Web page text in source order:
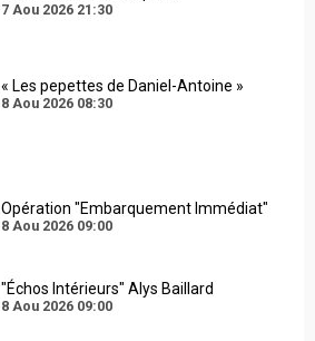
7 Aou 2026 21:30
« Les pepettes de Daniel-Antoine »
8 Aou 2026 08:30
Opération "Embarquement Immédiat"
8 Aou 2026 09:00
"Échos Intérieurs" Alys Baillard
8 Aou 2026 09:00